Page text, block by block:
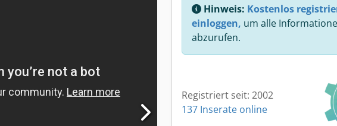
Hinweis: Kostenlos
einloggen, um alle
abzurufen.
Registriert seit: 2002
137 Inserate online